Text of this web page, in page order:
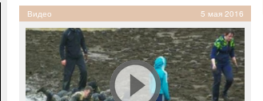
Видео 5 мая 2016